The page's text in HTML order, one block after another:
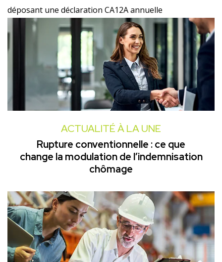
déposant une déclaration CA12A annuelle
ACTUALITÉ À LA UNE
Rupture conventionnelle : ce que
change la modulation de l’indemnisation
chômage